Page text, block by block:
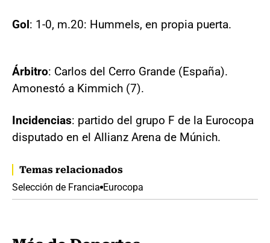
Gol: 1-0, m.20: Hummels, en propia puerta.
Árbitro: Carlos del Cerro Grande (España).
Amonestó a Kimmich (7).
Incidencias: partido del grupo F de la Eurocopa
disputado en el Allianz Arena de Múnich.
Temas relacionados
Selección de Francia Eurocopa